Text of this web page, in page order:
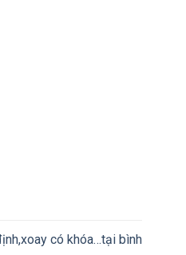
có khóa…tại bình